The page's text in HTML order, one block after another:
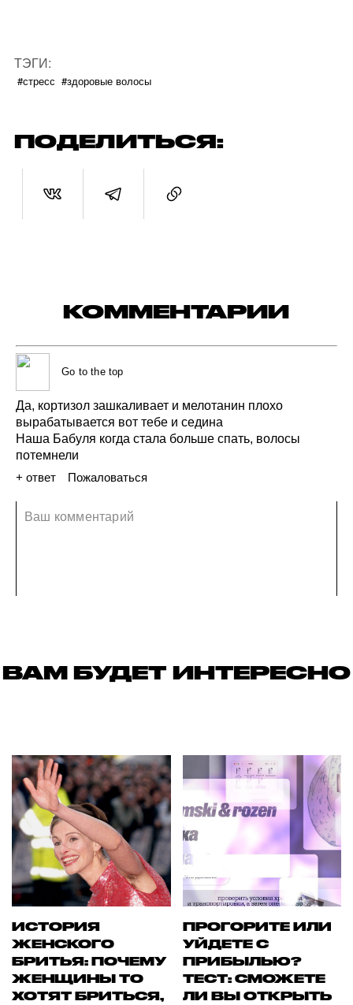
ТЭГИ:
#стресс #здоровые волосы
ПОДЕЛИТЬСЯ:
КОММЕНТАРИИ
Go to the top
Да, кортизол зашкаливает и мелотанин плохо
вырабатывается вот тебе и седина
Наша Бабуля когда стала больше спать, волосы
потемнели
+ ответ
Пожаловаться
ВАМ БУДЕТ ИНТЕРЕСНО
ИСТОРИЯ
ЖЕНСКОГО
БРИТЬЯ: ПОЧЕМУ
ЖЕНЩИНЫ ТО
ХОТЯТ БРИТЬСЯ,
ПРОГОРИТЕ ИЛИ
УЙДЕТЕ С
ПРИБЫЛЬЮ?
ТЕСТ: СМОЖЕТЕ
ЛИ ВЫ ОТКРЫТЬ